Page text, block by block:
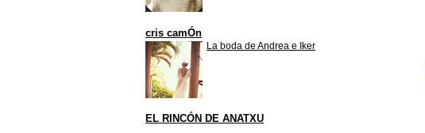
cris camÓn
La boda de Andrea e Iker
EL RINCÓN DE ANATXU